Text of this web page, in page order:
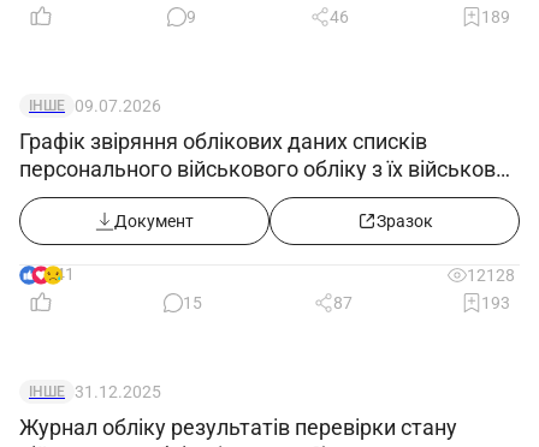
9
46 189
ІНШЕ 09.07.2026
Графік звіряння облікових даних списків
персонального військового обліку з їх військово-
обліковими документами
Документ Зразок
41
12128
15
87 193
ІНШЕ 31.12.2025
Журнал обліку результатів перевірки стану